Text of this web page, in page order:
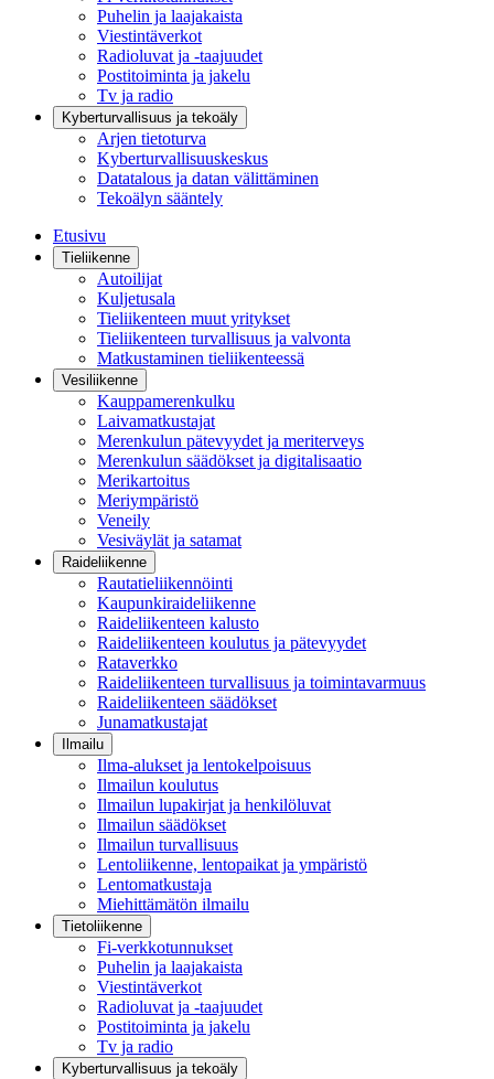
Puhelin ja laajakaista
Viestintäverkot
Radioluvat ja -taajuudet
Postitoiminta ja jakelu
Tv ja radio
Kyberturvallisuus ja tekoäly
Arjen tietoturva
Kyberturvallisuuskeskus
Datatalous ja datan välittäminen
Tekoälyn sääntely
Etusivu
Tieliikenne
Autoilijat
Kuljetusala
Tieliikenteen muut yritykset
Tieliikenteen turvallisuus ja valvonta
Matkustaminen tieliikenteessä
Vesiliikenne
Kauppamerenkulku
Laivamatkustajat
Merenkulun pätevyydet ja meriterveys
Merenkulun säädökset ja digitalisaatio
Merikartoitus
Meriympäristö
Veneily
Vesiväylät ja satamat
Raideliikenne
Rautatieliikennöinti
Kaupunkiraideliikenne
Raideliikenteen kalusto
Raideliikenteen koulutus ja pätevyydet
Rataverkko
Raideliikenteen turvallisuus ja toimintavarmuus
Raideliikenteen säädökset
Junamatkustajat
Ilmailu
Ilma-alukset ja lentokelpoisuus
Ilmailun koulutus
Ilmailun lupakirjat ja henkilöluvat
Ilmailun säädökset
Ilmailun turvallisuus
Lentoliikenne, lentopaikat ja ympäristö
Lentomatkustaja
Miehittämätön ilmailu
Tietoliikenne
Fi-verkkotunnukset
Puhelin ja laajakaista
Viestintäverkot
Radioluvat ja -taajuudet
Postitoiminta ja jakelu
Tv ja radio
Kyberturvallisuus ja tekoäly